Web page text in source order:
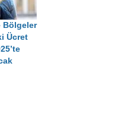
Bölgeler
Ücret